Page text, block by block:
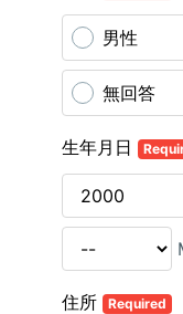
男性
無回答
生年月日
住所 Required